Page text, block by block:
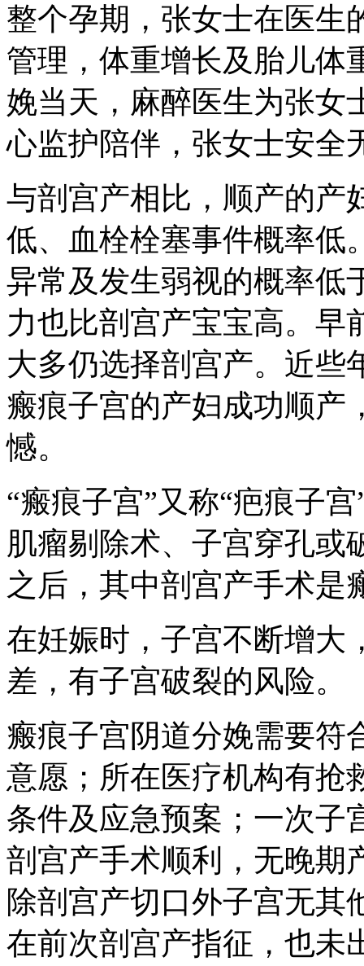
整个孕期，张女士在医生
管理，体重增长及胎儿体
娩当天，麻醉医生为张女
心监护陪伴，张女士安全
与剖宫产相比，顺产的产
低、血栓栓塞事件概率低
异常及发生弱视的概率低
力也比剖宫产宝宝高。早
大多仍选择剖宫产。近些
瘢痕子宫的产妇成功顺产
憾。
“瘢痕子宫”又称“疤痕子
肌瘤剔除术、子宫穿孔或
之后，其中剖宫产手术是
在妊娠时，子宫不断增大
差，有子宫破裂的风险。
瘢痕子宫阴道分娩需要符
意愿；所在医疗机构有抢
条件及应急预案；一次子
剖宫产手术顺利，无晚期
除剖宫产切口外子宫无其
在前次剖宫产指征，也未